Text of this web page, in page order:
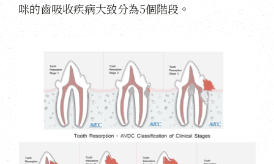
咪的齒吸收疾病大致分為5個階段。